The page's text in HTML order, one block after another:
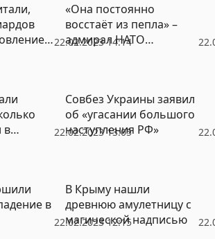
22.02.2023 14:14
«Она постоянно
восстаёт из пепла» –
адмирал НАТО
22.02.2023 13:05
в
Совбез Украины заявил
об «угасании большого
наступления РФ»
22.02.2023 12:15
в
В Крыму нашли
древнюю амулетницу с
магической надписью